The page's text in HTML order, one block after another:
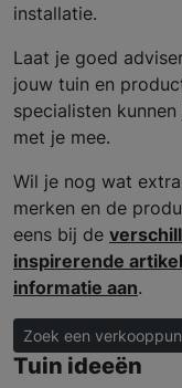
installatie.
Laat je goed
jouw tuin en
specialisten
met je mee.
Wil je nog wat
merken en de
eens bij de
inspirerende
informatie aan.
Zoek een
Tuin ideeën